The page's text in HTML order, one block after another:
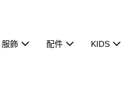
服飾 配件 KIDS